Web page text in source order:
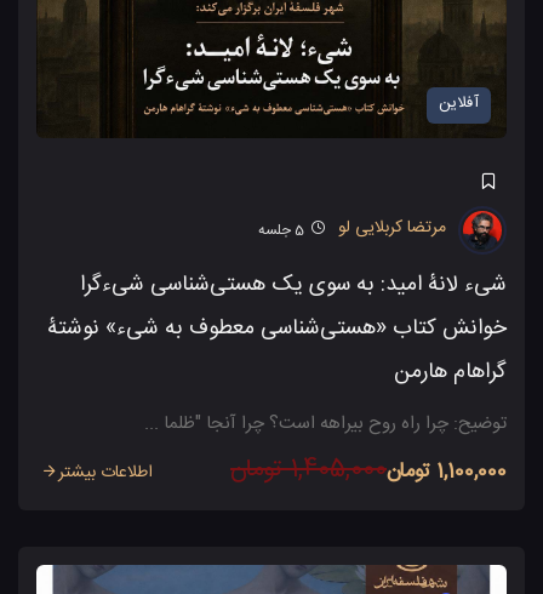
آفلاین
مرتضا کربلایی لو 5 جلسه
شیء لانۀ امید: به سوی یک هستی‌شناسی شیءگرا
خوانش کتاب «هستی‌شناسی معطوف به شیء» نوشتۀ
گراهام هارمن
توضیح: چرا راه روح بیراهه است؟ چرا آنجا "ظلما ...
1,100,000 تومان 1,405,000 تومان اطلاعات بیشتر